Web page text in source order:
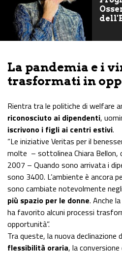
La pandemia e i
trasformati in
Rientra tra le politiche di welfare
riconosciuto ai dipendenti,
iscrivono i figli ai centri estivi.
“Le iniziative Veritas per il
molte – sottolinea Chiara Bellon,
2007 – Quando sono arrivata i
sono 3400. L’ambiente è ancora
sono cambiate notevolmente
più spazio per le donne. Anche
ha favorito alcuni processi
opportunità”.
Tra queste, la nuova declinazione
flessibilità oraria, la conversione